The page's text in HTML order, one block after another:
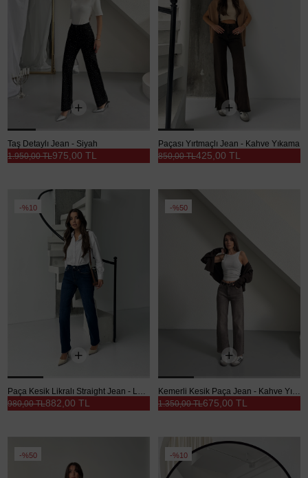
Taş Detaylı Jean - Siyah
975,00 TL
1.950,00 TL
Paçası Yırtmaçlı Jean - Kahve Yıkama
425,00 TL
850,00 TL
%10
Paça Kesik Likralı Straight Jean - Lacivert
882,00 TL
980,00 TL
%50
Kemerli Kesik Paça Jean - Kahve Yıkama
675,00 TL
1.350,00 TL
%50 %10